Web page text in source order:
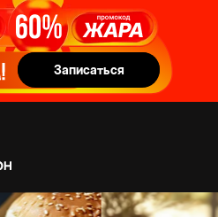
Записаться
Записаться